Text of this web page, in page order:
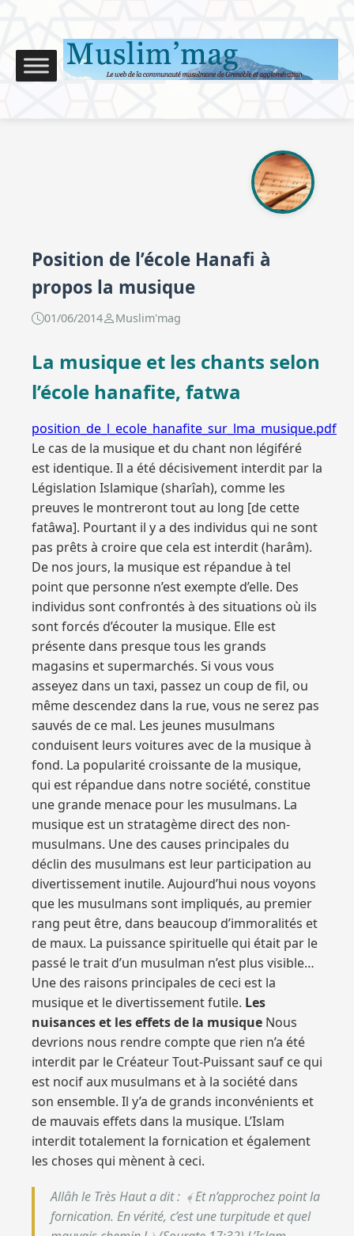
Position de l’école Hanafi à
propos la musique
01/06/2014 Muslim'mag
La musique et les chants selon
l’école hanafite, fatwa
position_de_l_ecole_hanafite_sur_lma_musique.pdf
Le cas de la musique et du chant non légiféré
est identique. Il a été décisivement interdit par la
Législation Islamique (sharîah), comme les
preuves le montreront tout au long [de cette
fatâwa]. Pourtant il y a des individus qui ne sont
pas prêts à croire que cela est interdit (harâm).
De nos jours, la musique est répandue à tel
point que personne n’est exempte d’elle. Des
individus sont confrontés à des situations où ils
sont forcés d’écouter la musique. Elle est
présente dans presque tous les grands
magasins et supermarchés. Si vous vous
asseyez dans un taxi, passez un coup de fil, ou
même descendez dans la rue, vous ne serez pas
sauvés de ce mal. Les jeunes musulmans
conduisent leurs voitures avec de la musique à
fond. La popularité croissante de la musique,
qui est répandue dans notre société, constitue
une grande menace pour les musulmans. La
musique est un stratagème direct des non-
musulmans. Une des causes principales du
déclin des musulmans est leur participation au
divertissement inutile. Aujourd’hui nous voyons
que les musulmans sont impliqués, au premier
rang peut être, dans beaucoup d’immoralités et
de maux. La puissance spirituelle qui était par le
passé le trait d’un musulman n’est plus visible…
Une des raisons principales de ceci est la
musique et le divertissement futile. Les
nuisances et les effets de la musique Nous
devrions nous rendre compte que rien n’a été
interdit par le Créateur Tout-Puissant sauf ce qui
est nocif aux musulmans et à la société dans
son ensemble. Il y’a de grands inconvénients et
de mauvais effets dans la musique. L’Islam
interdit totalement la fornication et également
les choses qui mènent à ceci.
Allâh le Très Haut a dit : ﴾ Et n’approchez point la
fornication. En vérité, c’est une turpitude et quel